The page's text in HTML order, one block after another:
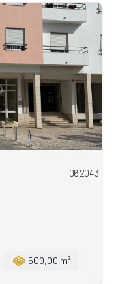
062043
500,00 m²